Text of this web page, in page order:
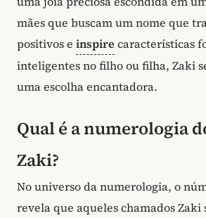
mães que buscam um nome que
positivos e inspire características
inteligentes no filho ou filha, Zaki
uma escolha encantadora.
Qual é a numerologia
Zaki?
No universo da numerologia, o
revela que aqueles chamados Zaki